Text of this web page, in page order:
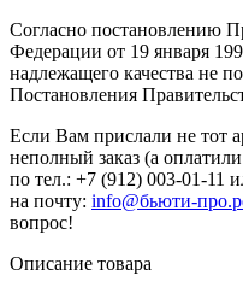
Согласно постановлению
Федерации от 19 января
надлежащего качества не
Постановления
Если Вам прислали не тот
неполный заказ (а
по тел.: +7 (912) 003-01-11
на почту: info@бьюти-
вопрос!
Описание товара